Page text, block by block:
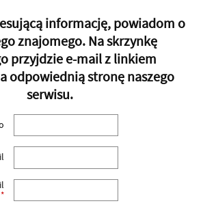
informację, powiadom o
znajomego. Na skrzynkę
przyjdzie e-mail z linkiem
odpowiednią stronę naszego
serwisu.
*